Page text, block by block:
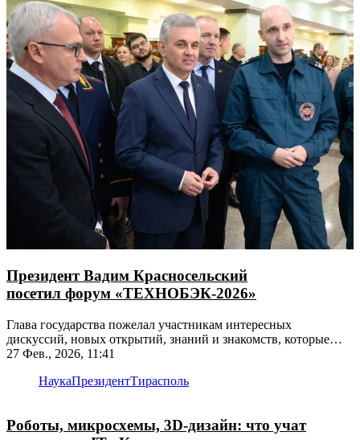
Президент Вадим Красносельский
посетил форум «ТЕХНОБЭК-2026»
Глава государства пожелал участникам интересных
дискуссий, новых открытий, знаний и знакомств, которые
лягут в основу будущих проектов
27 Фев., 2026, 11:41
НаукаПрезидентТирасполь
Роботы, микросхемы, 3D-дизайн: что учат